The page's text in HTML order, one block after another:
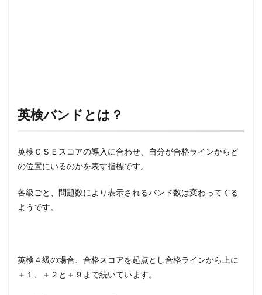
英検バンドとは？
英検ＣＳＥスコアの導入に合わせ、自分が合格ラインからど
の位置にいるのかを表す指標です。
各級ごと、問題数により表示されるバンド数は変わってくる
ようです。
英検４級の場合、合格スコアを起点とし合格ラインから上に
＋１、＋２と＋９まで続いています。